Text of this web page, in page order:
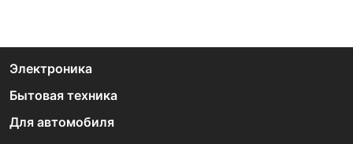
Электроника
Бытовая техника
Для автомобиля